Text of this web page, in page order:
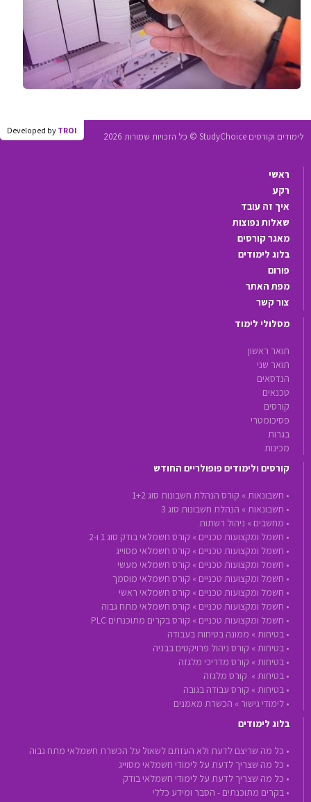
Developed by TROI
לימודים וקורסים StudyChoice © כל הזכויות שמורות 2026
ראשי
רקע
איך זה עובד
שאלות נפוצות
מאגר קורסים
בלוג לימודים
פורום
מפת האתר
צור קשר
מסלולי לימוד
תואר ראשון
תואר שני
הנדסאים
טכנאים
קורסים
פסיכומטרי
בגרות
מכינות
קורסים ולימודים פופולריים החודש
• חשבונאות » קורס הנהלת חשבונות סוג 1+2
• חשבונאות » הנהלת חשבונות סוג 3
• מחשבים » ניהול רשתות
• חשמל ומקצועות טכניים » קורס חשמלאי בודק סוג 1 ו-2
• חשמל ומקצועות טכניים » קורס חשמלאי מסוייג
• חשמל ומקצועות טכניים » קורס חשמלאי מעשי
• חשמל ומקצועות טכניים » קורס חשמלאי מוסמך
• חשמל ומקצועות טכניים » קורס חשמלאי ראשי
• חשמל ומקצועות טכניים » קורס חשמלאי מתח גבוה
• חשמל ומקצועות טכניים » קורס בקרים מתוכנתים PLC
• בטיחות » ממונה בטיחות בעבודה
• בטיחות » קורס ניהול פרויקטים בבניה
• בטיחות » קורס מדריכי מלגזה
• בטיחות » קורס מלגזה
• בטיחות » קורס עבודה בגובה
• לימודי גישור » הכשרת מאמנים
בלוג לימודים
• כל מה שריצם לדעת ולא העזתם לשאול על הכשרת חשמלאי מתח גבוה
• כל מה שצריך לדעת על לימודי חשמלאי מסוייג
• כל מה שצריך לדעת על לימודי חשמלאי בודק
• בקרים מתוכנתים - הסבר ומידע כללי